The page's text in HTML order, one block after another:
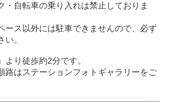
・自転車の乗り入れは禁止しておりま
ース以外には駐車できませんので、必ず
。
り徒歩約2分です。
路はステーションフォトギャラリーをご